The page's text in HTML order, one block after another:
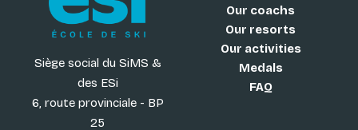
Siège social du SiMS &
des ESi
6, route provinciale - BP
25
Our coachs
Our resorts
Our activities
Medals
FAQ